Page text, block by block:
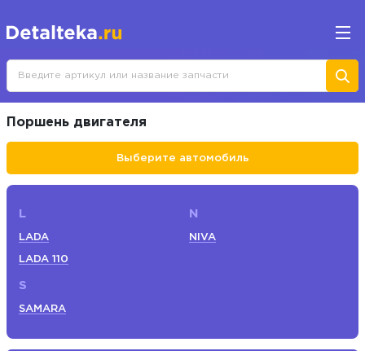
Поршень двигателя
Выберите автомобиль
L
LADA
LADA 110
N
NIVA
S
SAMARA